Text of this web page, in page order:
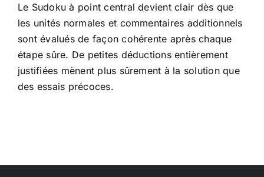
Le Sudoku à point central devient clair dès que
les unités normales et commentaires additionnels
sont évalués de façon cohérente après chaque
étape sûre. De petites déductions entièrement
justifiées mènent plus sûrement à la solution que
des essais précoces.